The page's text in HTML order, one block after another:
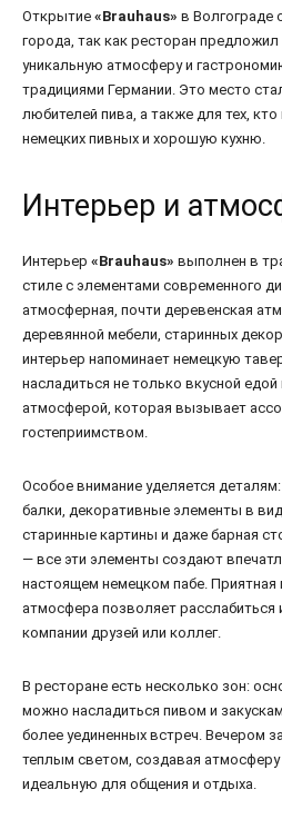
Открытие «Brauhaus» в Волгограде
города, так как ресторан
уникальную атмосферу и
традициями Германии. Это место
любителей пива, а также для тех,
немецких пивных и хорошую кухню.
Интерьер и
Интерьер «Brauhaus» выполнен в
стиле с элементами современного
атмосферная, почти деревенская
деревянной мебели, старинных
интерьер напоминает немецкую
насладиться не только вкусной
атмосферой, которая вызывает
гостеприимством.
Особое внимание уделяется
балки, декоративные элементы в
старинные картины и даже барная
— все эти элементы создают
настоящем немецком пабе. Приятная
атмосфера позволяет расслабиться
компании друзей или коллег.
В ресторане есть несколько зон:
можно насладиться пивом и
более уединенных встреч. Вечером
теплым светом, создавая атмосферу
идеальную для общения и отдыха.